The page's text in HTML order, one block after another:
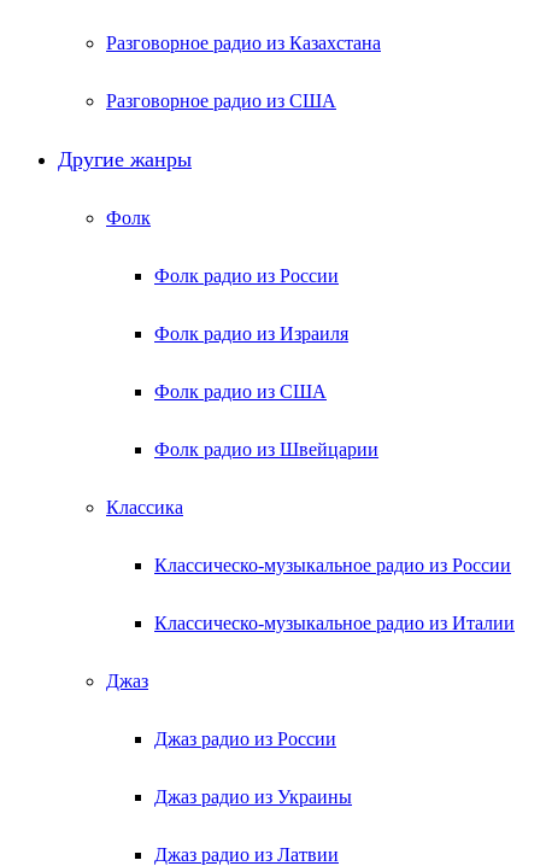
Разговорное радио из Казахстана
Разговорное радио из США
Другие жанры
Фолк
Фолк радио из России
Фолк радио из Израиля
Фолк радио из США
Фолк радио из Швейцарии
Классика
Классическо-музыкальное радио из России
Классическо-музыкальное радио из Италии
Джаз
Джаз радио из России
Джаз радио из Украины
Джаз радио из Латвии